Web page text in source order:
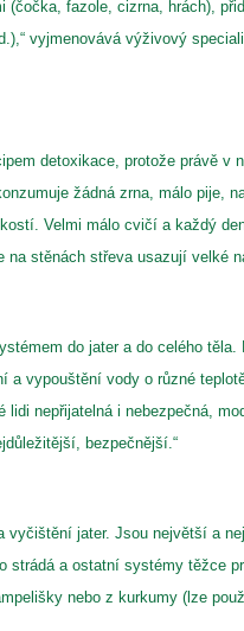
(čočka, fazole, cizrna, hrách),
vyjmenovává výživový
detoxikace, protože právě
žádná zrna, málo pije,
Velmi málo cvičí a každý
na stěnách střeva usazují velké
do jater a do celého
a vypouštění vody o různé
lidi nepřijatelná i nebezpečná,
bezpečnější.“
vyčištění jater. Jsou největší a
strádá a ostatní systémy těžce
nebo z kurkumy (lze